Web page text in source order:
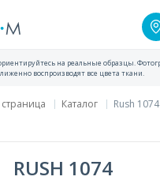
на реальные образцы.
воспроизводят все цвета ткани.
Каталог Rush 1074
RUSH 1074